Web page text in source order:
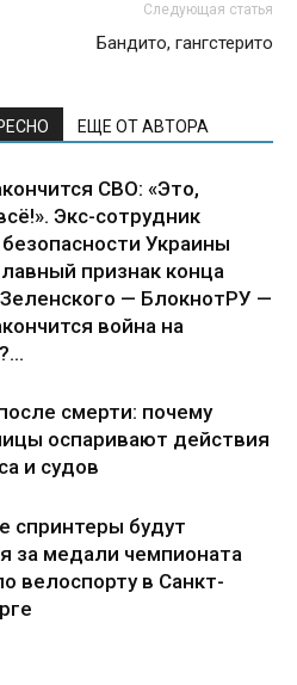
Следующая статья
Бандито, гангстерито
ЕЩЕ ОТ АВТОРА
СВО: «Это,
Экс-сотрудник
Украины
признак конца
— БлокнотРУ —
война на
смерти: почему
оспаривают действия
и судов
спринтеры будут
за медали чемпионата
велоспорту в Санкт-